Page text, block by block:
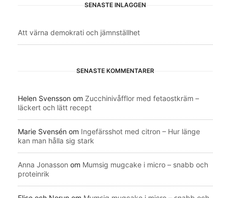
SENASTE INLÄGGEN
Att värna demokrati och jämnställhet
SENASTE KOMMENTARER
Helen Svensson om Zucchinivåfflor med fetaostkräm –
läckert och lätt recept
Marie Svensén om Ingefärsshot med citron – Hur länge
kan man hålla sig stark
Anna Jonasson om Mumsig mugcake i micro – snabb och
proteinrik